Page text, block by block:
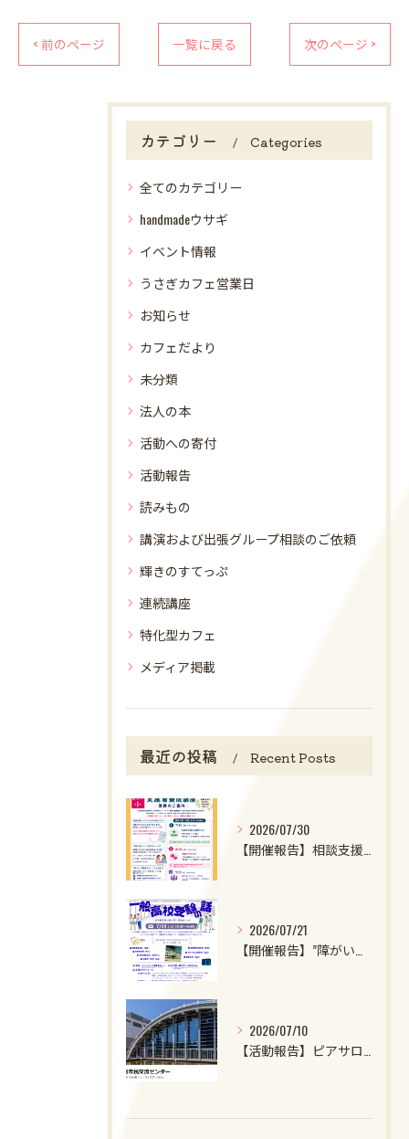
< 前のページ 一覧に戻る 次のページ >
カテゴリー Categories
全てのカテゴリー
handmadeウサギ
イベント情報
うさぎカフェ営業日
お知らせ
カフェだより
未分類
法人の本
活動への寄付
活動報告
読みもの
講演および出張グループ相談のご依頼
輝きのすてっぷ
連続講座
特化型カフェ
メディア掲載
最近の投稿 Recent Posts
2026/07/30
【開催報告】相談支援ファイル実施者養成講座第1クール第1回目を開催しました！
2026/07/21
【開催報告】”障がいのある子・特性強めの子の一般高校受験の話2026”を開催しました！
2026/07/10
【活動報告】ピアサロンを開催しました